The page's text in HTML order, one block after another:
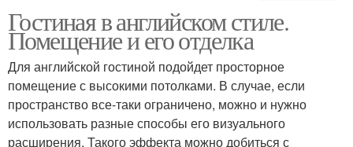
Стиль с камином
Гостиная в английском стиле.
Помещение и его отделка
Для английской гостиной подойдет просторное
помещение с высокими потолками. В случае, если
пространство все-таки ограничено, можно и нужно
использовать разные способы его визуального
расширения. Такого эффекта можно добиться с